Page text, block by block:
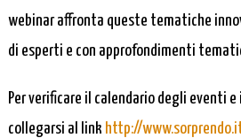
webinar affronta queste tematiche
di esperti e con approfondimenti
Per verificare il calendario degli eventi
collegarsi al link http://